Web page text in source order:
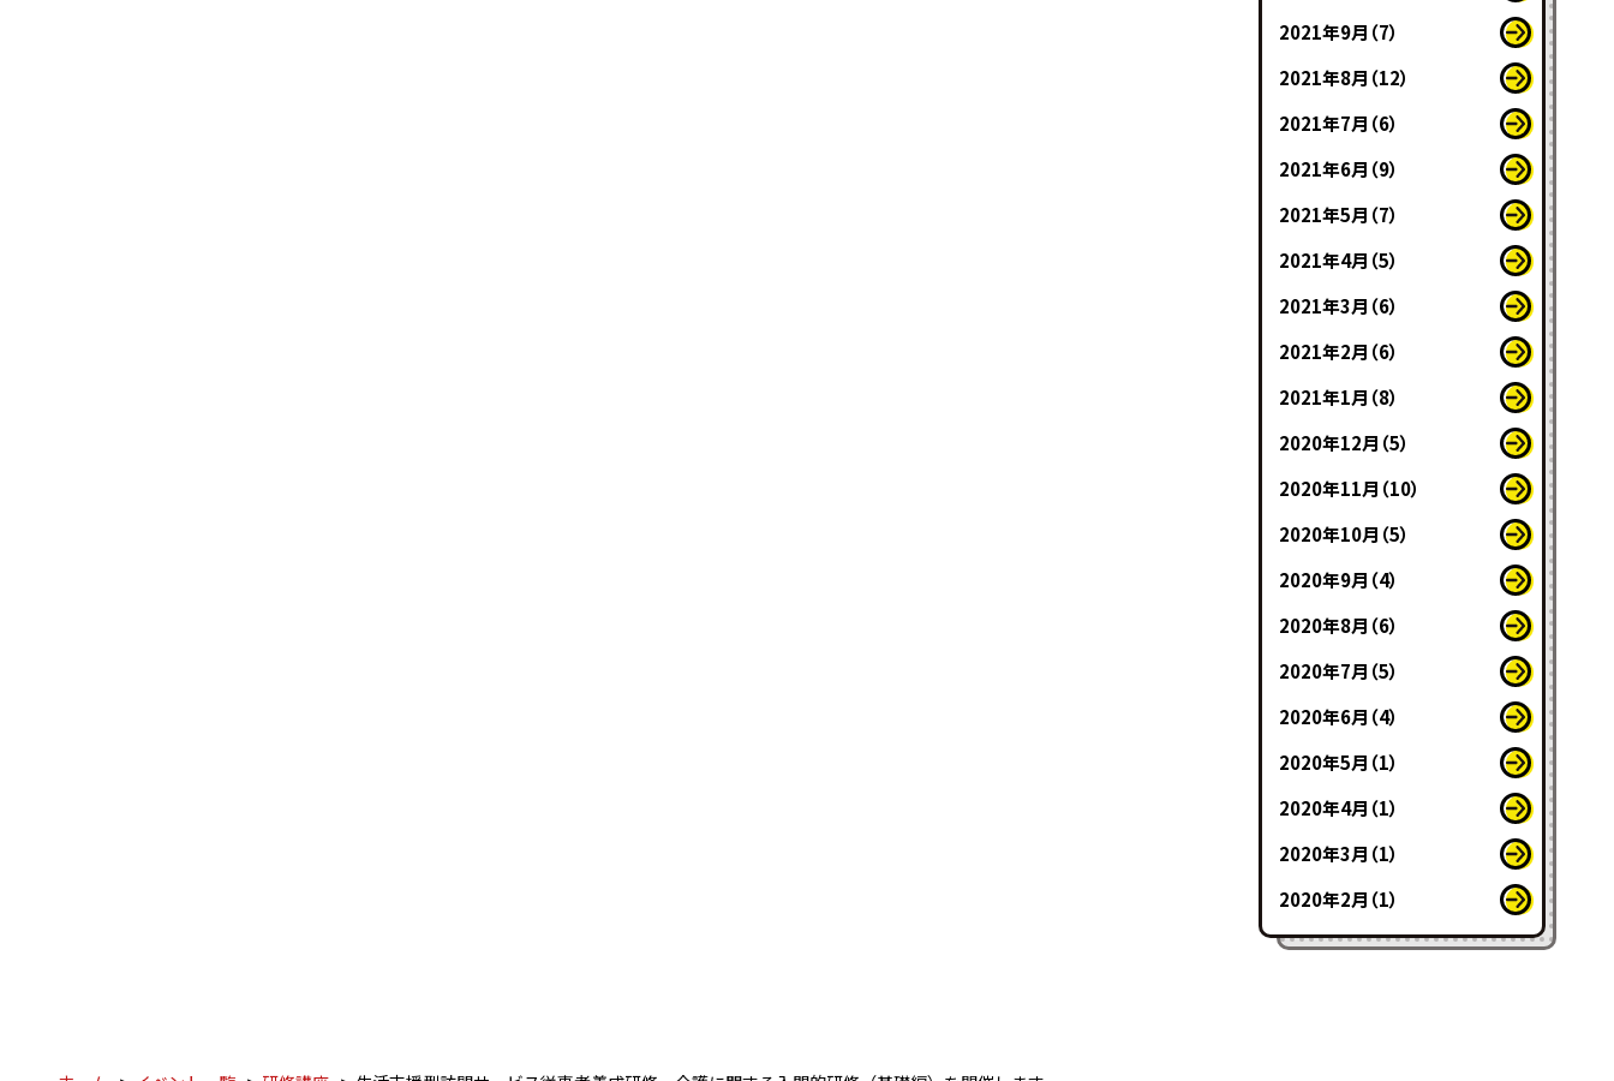
2021年9月（7）
2021年8月（12）
2021年7月（6）
2021年6月（9）
2021年5月（7）
2021年4月（5）
2021年3月（6）
2021年2月（6）
2021年1月（8）
2020年12月（5）
2020年11月（10）
2020年10月（5）
2020年9月（4）
2020年8月（6）
2020年7月（5）
2020年6月（4）
2020年5月（1）
2020年4月（1）
2020年3月（1）
2020年2月（1）